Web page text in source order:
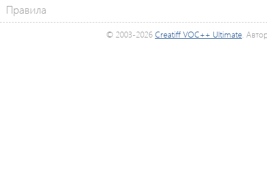
Правила
© 2003-2026 Creatiff VOC++ Ultimate.